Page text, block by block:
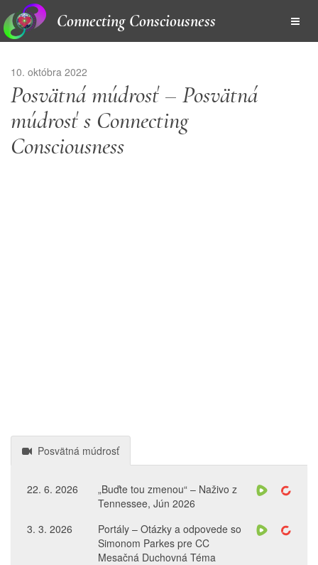
Connecting Consciousness
10. októbra 2022
Posvätná múdrosť – Posvätná
múdrosť s Connecting
Consciousness
Posvätná múdrosť
22. 6. 2026
„Buďte tou zmenou“ – Naživo z
Tennessee, Jún 2026
3. 3. 2026
Portály – Otázky a odpovede so
Simonom Parkes pre CC
Mesačná Duchovná Téma